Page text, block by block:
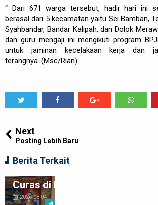
“ Dari 671 warga tersebut, hadir hari ini
berasal dari 5 kecamatan yaitu Sei Bamban,
Syahbandar, Bandar Kalipah, dan Dolok
dan guru mengaji ini mengikuti program
untuk jaminan kecelakaan kerja dan
terangnya. (Msc/Rian)
Next
Posting Lebih Baru
Berita Terkait
Tim Jatanras Polres
Curas di Riau Usai Buron Lintas
2026-08-04